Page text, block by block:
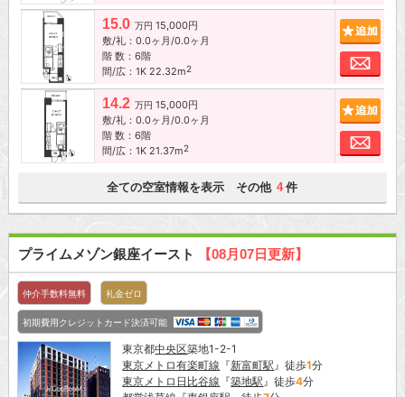
15.0 万円 15,000円
敷/礼：0.0ヶ月/0.0ヶ月
階 数：6階
間/広：1K 22.32m2
お
14.2 万円 15,000円
敷/礼：0.0ヶ月/0.0ヶ月
階 数：6階
間/広：1K 21.37m2
お
全ての空室情報を表示 その他 4 件
プライムメゾン銀座イースト 【08月07日更新】
仲介手数料無料 礼金ゼロ
初期費用クレジットカード決済可能
東京都中央区築地1-2-1
東京メトロ有楽町線 『新富町駅』徒歩1分
東京メトロ日比谷線 『築地駅』徒歩4分